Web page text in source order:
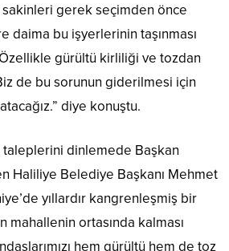
gerek seçimden önce
daima bu işyerlerinin taşınması
gürültü kirliliği ve tozdan
de bu sorunun giderilmesi için
diye konuştu.
taleplerini dinlemede Başkan
Haliliye Belediye Başkanı Mehmet
yıllardır kangrenleşmiş bir
ortasında kalması
hem gürültü hem de toz